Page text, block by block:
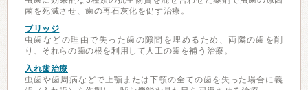
菌を死滅させ、歯の再石灰化を促す治療。
ブリッジ
虫歯などの理由で失った歯の隙間を埋めるため、両隣の歯を削
り、それらの歯の根を利用して人工の歯を補う治療。
入れ歯治療
虫歯や歯周病などで上顎または下顎の全ての歯を失った場合に義